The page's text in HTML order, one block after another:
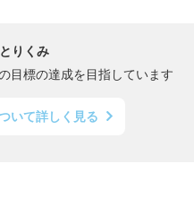
りくみ
目標の達成を目指しています
いて詳しく見る